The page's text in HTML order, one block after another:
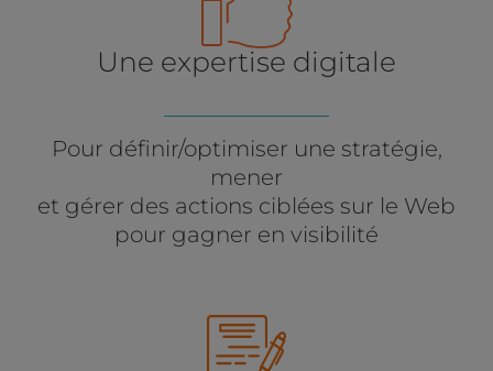
Une expertise digitale
Pour définir/optimiser une stratégie,
mener
et gérer des actions ciblées sur le Web
pour gagner en visibilité